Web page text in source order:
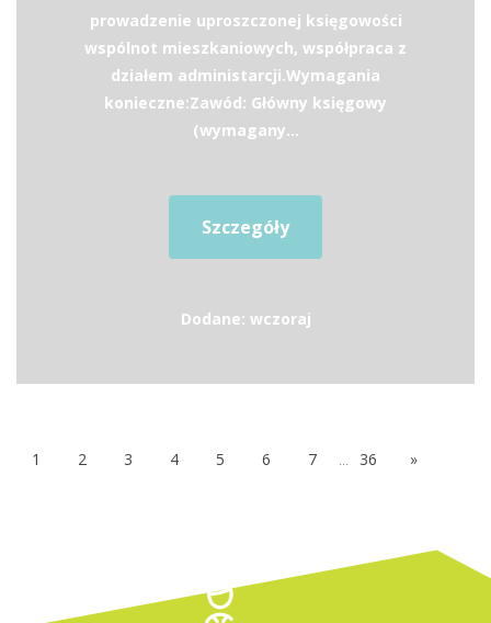
prowadzenie uproszczonej księgowości
wspólnot mieszkaniowych, współpraca z
działem administarcji.Wymagania
konieczne:Zawód: Główny księgowy
(wymagany...
Szczegóły
Dodane: wczoraj
1 2 3 4 5 6 7 ... 36 »